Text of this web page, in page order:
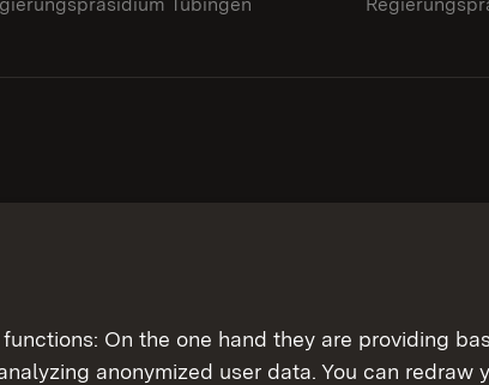
On the one hand they are providing
anonymized user data. You can